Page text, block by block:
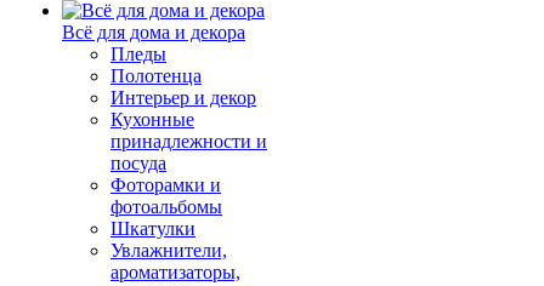
Всё для дома и декора
Пледы
Полотенца
Интерьер и декор
Кухонные
принадлежности и
посуда
Фоторамки и
фотоальбомы
Шкатулки
Увлажнители,
ароматизаторы,